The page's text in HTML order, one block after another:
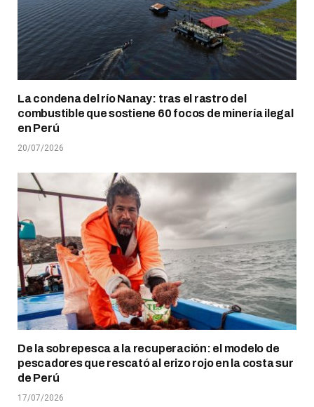
La condena del río Nanay: tras el rastro del
combustible que sostiene 60 focos de minería ilegal
en Perú
20/07/2026
De la sobrepesca a la recuperación: el modelo de
pescadores que rescató al erizo rojo en la costa sur
de Perú
17/07/2026